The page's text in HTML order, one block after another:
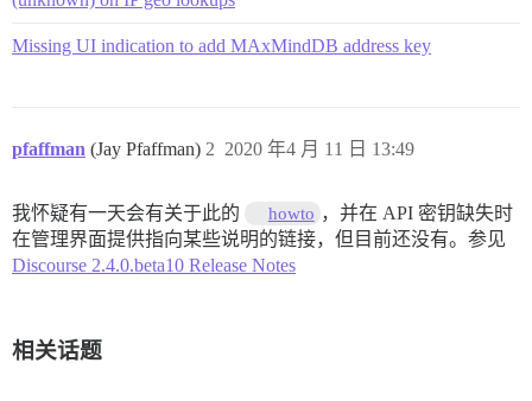
Missing UI indication to add MAxMindDB address key
pfaffman (Jay Pfaffman) 2020 年4 月 11 日 13:49
2
我怀疑有一天会有关于此的 howto ，并在 API 密钥缺失时
在管理界面提供指向某些说明的链接，但目前还没有。参见
Discourse 2.4.0.beta10 Release Notes
相关话题